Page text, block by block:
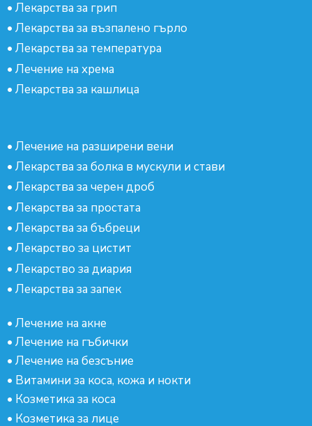
• Лекарства за грип
• Лекарства за възпалено гърло
• Лекарства за температура
• Лечение на хрема
• Лекарства за кашлица
• Лечение на разширени вени
• Лекарства за болка в мускули и стави
• Лекарства за черен дроб
• Лекарства за простата
• Лекарства за бъбреци
• Лекарство за цистит
• Лекарство за диария
• Лекарства за запек
• Лечение на акне
• Лечение на гъбички
• Лечение на безсъние
• Витамини за коса, кожа и нокти
• Козметика за коса
• Козметика за лице